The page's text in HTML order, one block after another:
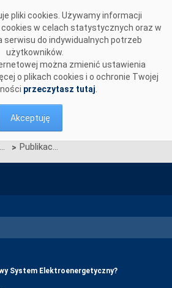
pliki cookies. Używamy informacji
w celach statystycznych oraz w
serwisu do indywidualnych potrzeb
użytkowników.
można zmienić ustawienia
o plikach cookies i o ochronie Twojej
przeczytasz tutaj
Akceptuję
Komunikaty OSP > Publikacja standardów technicznych systemu SOWE wer.9.0
System Elektroenergetyczny?